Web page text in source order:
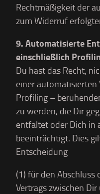
Rechtmäßigkeit der
zum Widerruf
9. Automatisierte
einschließlich
Du hast das Recht,
einer automatisierten
Profiling –
zu werden, die Dir
entfaltet oder Dich in
beeinträchtigt. Dies
Entscheidung
(1) für den Abschluss
Vertrags zwischen